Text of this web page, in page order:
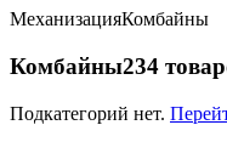
МеханизацияКомбайны
Комбайны234
Подкатегорий нет.